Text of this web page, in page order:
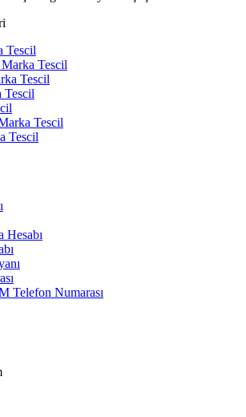
Tescil
Tescil
Tescil
Tescil
Tescil
Tescil
Hesabı
Telefon Numarası